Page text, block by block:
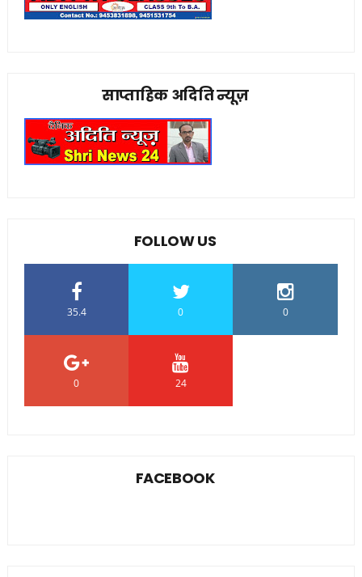
साप्ताहिक अदिति न्यूज़
FOLLOW US
35.4 0 0
0 24
FACEBOOK